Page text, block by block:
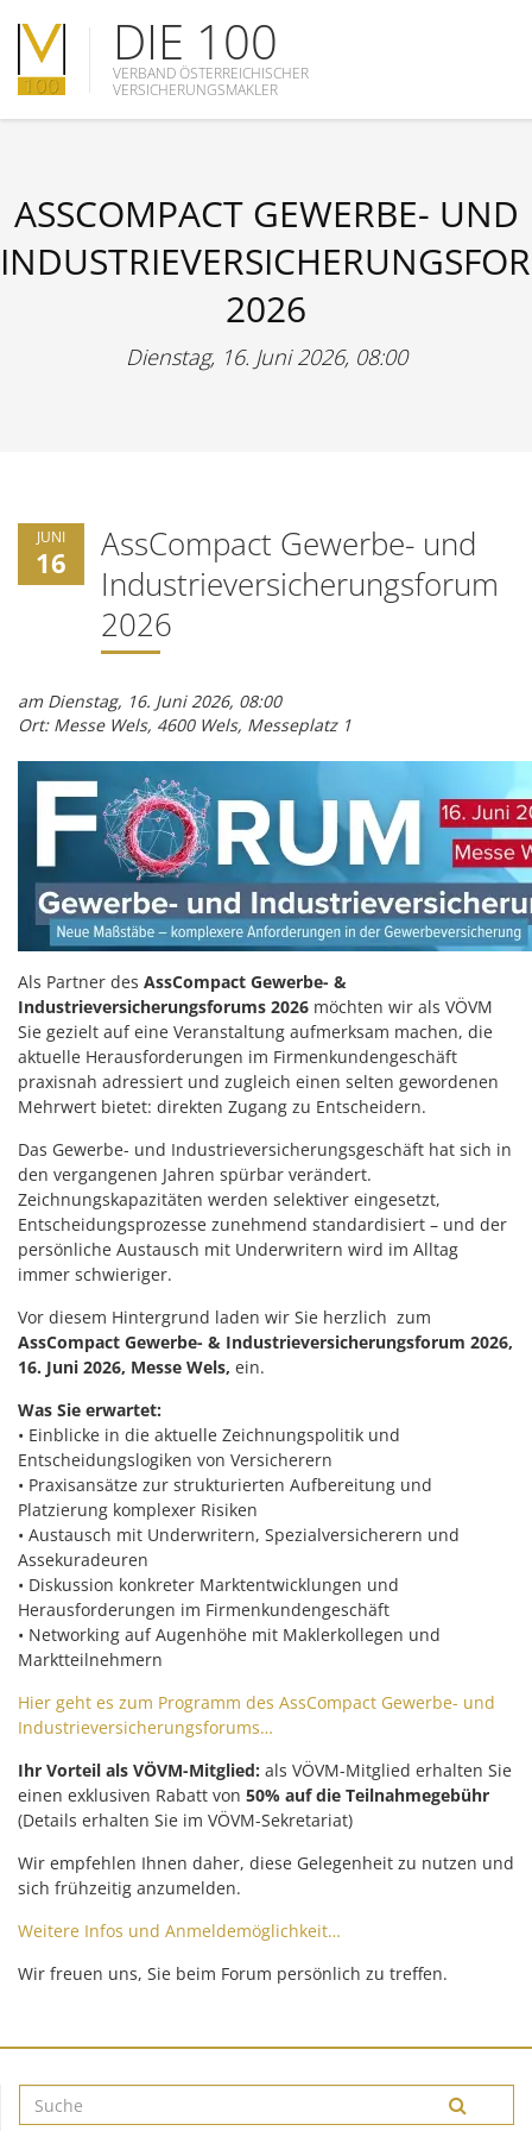
DIE 100
VERBAND ÖSTERREICHISCHER
VERSICHERUNGSMAKLER
ASSCOMPACT GEWERBE- UND
2026
Dienstag, 16. Juni 2026, 08:00
JUNI
16
AssCompact Gewerbe- und
Industrieversicherungsforum
2026
am Dienstag, 16. Juni 2026, 08:00
Ort: Messe Wels, 4600 Wels, Messeplatz 1
Als Partner des AssCompact Gewerbe- &
Industrieversicherungsforums 2026 möchten wir als VÖVM
Sie gezielt auf eine Veranstaltung aufmerksam machen, die
aktuelle Herausforderungen im Firmenkundengeschäft
praxisnah adressiert und zugleich einen selten gewordenen
Mehrwert bietet: direkten Zugang zu Entscheidern.
Das Gewerbe- und Industrieversicherungsgeschäft hat sich in
den vergangenen Jahren spürbar verändert.
Zeichnungskapazitäten werden selektiver eingesetzt,
Entscheidungsprozesse zunehmend standardisiert – und der
persönliche Austausch mit Underwritern wird im Alltag
immer schwieriger.
Vor diesem Hintergrund laden wir Sie herzlich zum
AssCompact Gewerbe- & Industrieversicherungsforum 2026,
16. Juni 2026, Messe Wels, ein.
Was Sie erwartet:
• Einblicke in die aktuelle Zeichnungspolitik und
Entscheidungslogiken von Versicherern
• Praxisansätze zur strukturierten Aufbereitung und
Platzierung komplexer Risiken
• Austausch mit Underwritern, Spezialversicherern und
Assekuradeuren
• Diskussion konkreter Marktentwicklungen und
Herausforderungen im Firmenkundengeschäft
• Networking auf Augenhöhe mit Maklerkollegen und
Marktteilnehmern
Hier geht es zum Programm des AssCompact Gewerbe- und
Industrieversicherungsforums…
Ihr Vorteil als VÖVM-Mitglied: als VÖVM-Mitglied erhalten Sie
einen exklusiven Rabatt von 50% auf die Teilnahmegebühr
(Details erhalten Sie im VÖVM-Sekretariat)
Wir empfehlen Ihnen daher, diese Gelegenheit zu nutzen und
sich frühzeitig anzumelden.
Weitere Infos und Anmeldemöglichkeit…
Wir freuen uns, Sie beim Forum persönlich zu treffen.